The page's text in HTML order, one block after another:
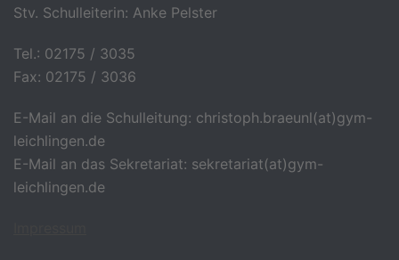
Stv. Schulleiterin: Anke Pelster
Tel.: 02175 / 3035
Fax: 02175 / 3036
E-Mail an die Schulleitung: christoph.braeunl(at)gym-
leichlingen.de
E-Mail an das Sekretariat: sekretariat(at)gym-
leichlingen.de